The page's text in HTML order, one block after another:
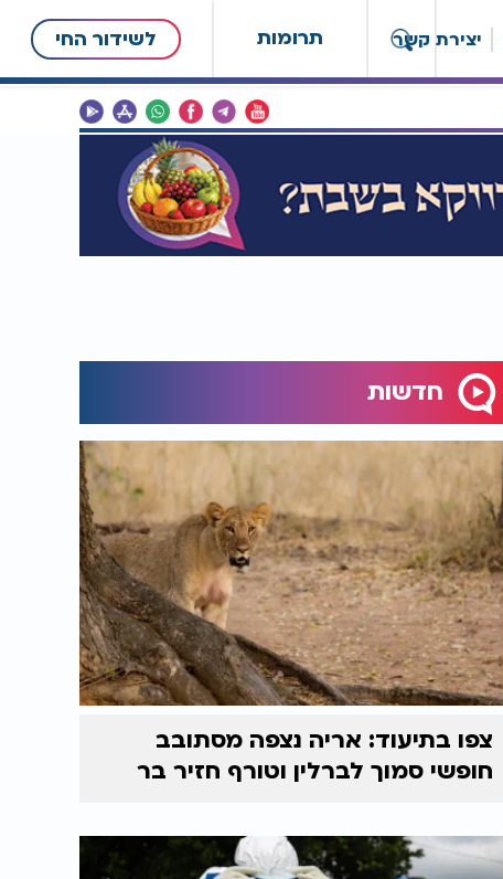
תרומות לשידור החי יצירת קשר
חדשות
צפו בתיעוד: אריה נצפה מסתובב
חופשי סמוך לברלין וטורף חזיר בר